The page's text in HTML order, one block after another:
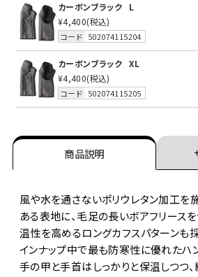
カーボンブラック
L
¥4,400(税込)
コード 502074115204
カーボンブラック XL
¥4,400(税込)
コード 502074115205
商品説明
風や水を通さないポリウレタン加工を
ある表地に、毛足の長いボアフリース
温性を高めるロングカフスパターンも
インナップ中で最も防寒性に優れたハ
手の甲と手首はしっかりと保温しつつ